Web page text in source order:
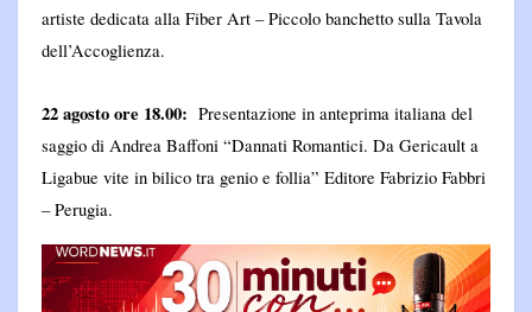
artiste dedicata alla Fiber Art – Piccolo banchetto sulla Tavola
dell’Accoglienza.
22 agosto ore 18.00: Presentazione in anteprima italiana del
saggio di Andrea Baffoni “Dannati Romantici. Da Gericault a
Ligabue vite in bilico tra genio e follia” Editore Fabrizio Fabbri
– Perugia.